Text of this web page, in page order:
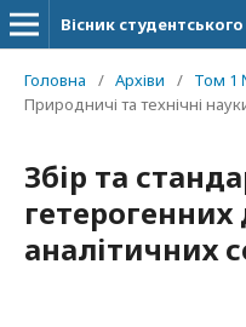
Головна / Архіви / Том 1
Природничі та технічні
Збір та
аналітичних